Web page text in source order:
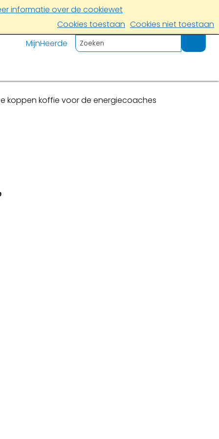
informatie over de cookiewet
Cookies toestaan Cookies niet toestaan
MijnHeerde
koppen koffie voor de energiecoaches